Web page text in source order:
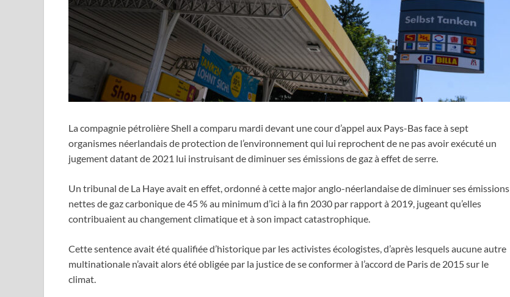
La compagnie pétrolière Shell a comparu mardi devant une cour d’appel aux Pays-Bas face à sept
organismes néerlandais de protection de l’environnement qui lui reprochent de ne pas avoir exécuté un
jugement datant de 2021 lui instruisant de diminuer ses émissions de gaz à effet de serre.
Un tribunal de La Haye avait en effet, ordonné à cette major anglo-néerlandaise de diminuer ses émissions
nettes de gaz carbonique de 45 % au minimum d’ici à la fin 2030 par rapport à 2019, jugeant qu’elles
contribuaient au changement climatique et à son impact catastrophique.
Cette sentence avait été qualifiée d’historique par les activistes écologistes, d’après lesquels aucune autre
multinationale n’avait alors été obligée par la justice de se conformer à l’accord de Paris de 2015 sur le
climat.